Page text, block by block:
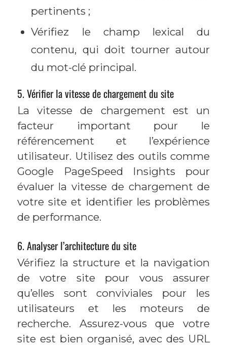
pertinents ;
Vérifiez le champ lexical du
contenu, qui doit tourner autour
du mot-clé principal.
5. Vérifier la vitesse de chargement du site
La vitesse de chargement est un
facteur important pour le
référencement et l’expérience
utilisateur. Utilisez des outils comme
Google PageSpeed Insights pour
évaluer la vitesse de chargement de
votre site et identifier les problèmes
de performance.
6. Analyser l’architecture du site
Vérifiez la structure et la navigation
de votre site pour vous assurer
qu’elles sont conviviales pour les
utilisateurs et les moteurs de
recherche. Assurez-vous que votre
site est bien organisé, avec des URL